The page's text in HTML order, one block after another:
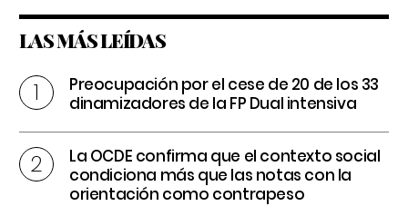
LAS MÁS LEÍDAS
Preocupación por el cese de 20 de los 33
dinamizadores de la FP Dual intensiva
La OCDE confirma que el contexto social
condiciona más que las notas con la
orientación como contrapeso